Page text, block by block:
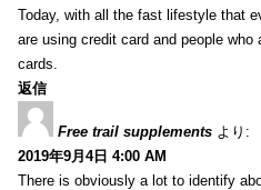
Today, with all the fast lifestyle that
are using credit card and people
cards.
返信
Free trail supplements より:
2019年9月4日 4:00 AM
There is obviously a lot to identify